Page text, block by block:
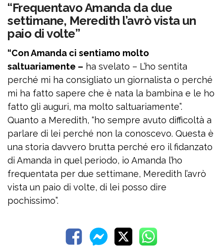
“Frequentavo Amanda da due
settimane, Meredith l’avrò vista un
paio di volte”
“Con Amanda ci sentiamo molto
saltuariamente – ha svelato – L’ho sentita
perché mi ha consigliato un giornalista o perché
mi ha fatto sapere che è nata la bambina e le ho
fatto gli auguri, ma molto saltuariamente”.
Quanto a Meredith, “ho sempre avuto difficoltà a
parlare di lei perché non la conoscevo. Questa è
una storia davvero brutta perché ero il fidanzato
di Amanda in quel periodo, io Amanda l’ho
frequentata per due settimane, Meredith l’avrò
vista un paio di volte, di lei posso dire
pochissimo”.